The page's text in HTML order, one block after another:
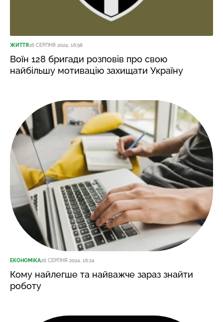
ЖИТТЯ26 СЕРПНЯ 2024, 16:58
Воїн 128 бригади розповів про свою
найбільшу мотивацію захищати Україну
ЕКОНОМІКА26 СЕРПНЯ 2024, 16:24
Кому найлегше та найважче зараз знайти
роботу